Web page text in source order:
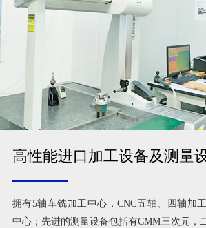
高性能进口加工设备及测量
拥有5轴车铣加工中心，CNC五轴、四轴加
中心；先进的测量设备包括有CMM三次元，